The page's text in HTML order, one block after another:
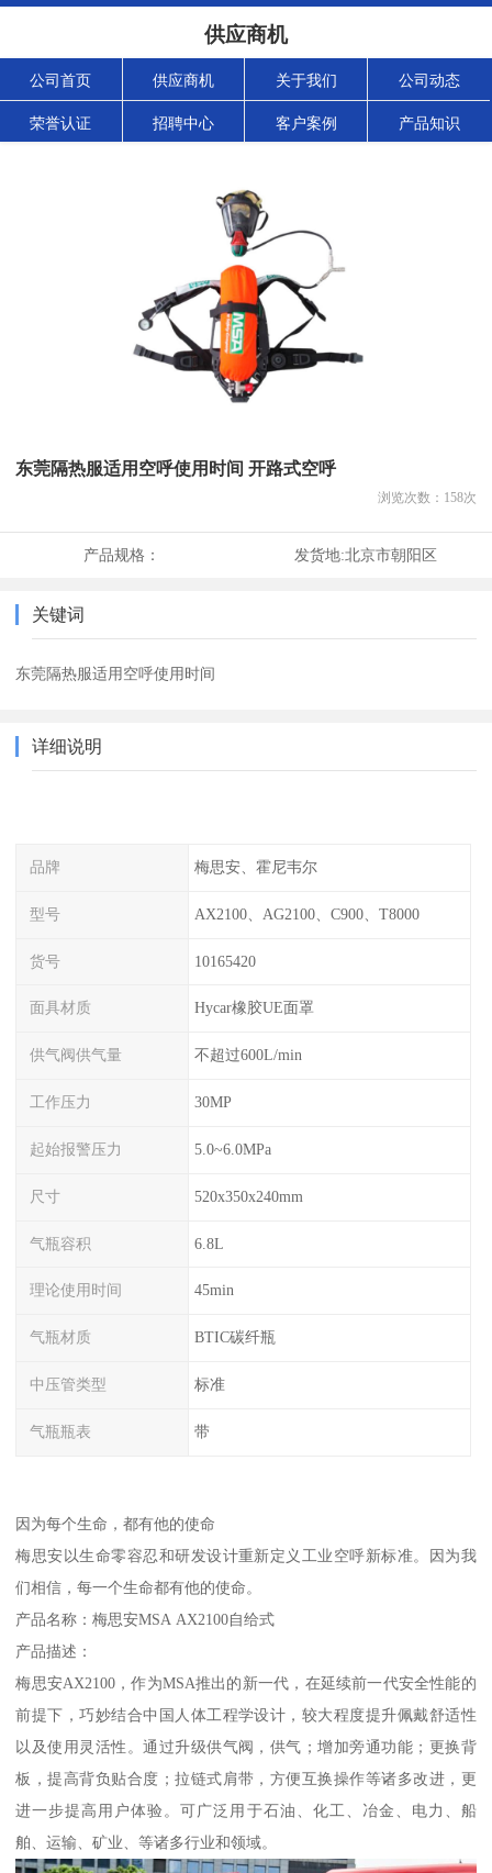
供应商机
公司首页 供应商机 关于我们 公司动态
荣誉认证 招聘中心 客户案例 产品知识
东莞隔热服适用空呼使用时间 开路式空呼
浏览次数： 158次
产品规格： 发货地:北京市朝阳区
关键词
东莞隔热服适用空呼使用时间
详细说明
品牌 梅思安、霍尼韦尔
型号 AX2100、AG2100、C900、T8000
货号 10165420
面具材质 Hycar橡胶UE面罩
供气阀供气量 不超过600L/min
工作压力 30MP
起始报警压力 5.0~6.0MPa
尺寸 520x350x240mm
气瓶容积 6.8L
理论使用时间 45min
气瓶材质 BTIC碳纤瓶
中压管类型 标准
气瓶瓶表 带
因为每个生命，都有他的使命
梅思安以生命零容忍和研发设计重新定义工业空呼新标准。因为我
们相信，每一个生命都有他的使命。
产品名称：梅思安MSA AX2100自给式
产品描述：
梅思安AX2100，作为MSA推出的新一代，在延续前一代安全性能的
前提下，巧妙结合中国人体工程学设计，较大程度提升佩戴舒适性
以及使用灵活性。通过升级供气阀，供气；增加旁通功能；更换背
板，提高背负贴合度；拉链式肩带，方便互换操作等诸多改进，更
进一步提高用户体验。可广泛用于石油、化工、冶金、电力、船
舶、运输、矿业、等诸多行业和领域。